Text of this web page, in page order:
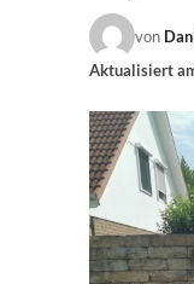
von
Aktualisiert